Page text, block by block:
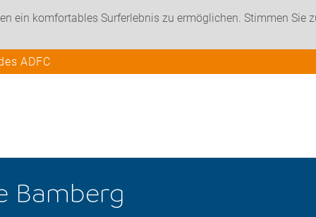
ein komfortables Surferlebnis zu ermöglichen. Stimmen Sie
ADFC
Bamberg